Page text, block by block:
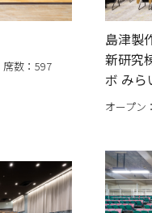
数：597
島津製
新研究
ボ みら
オープ